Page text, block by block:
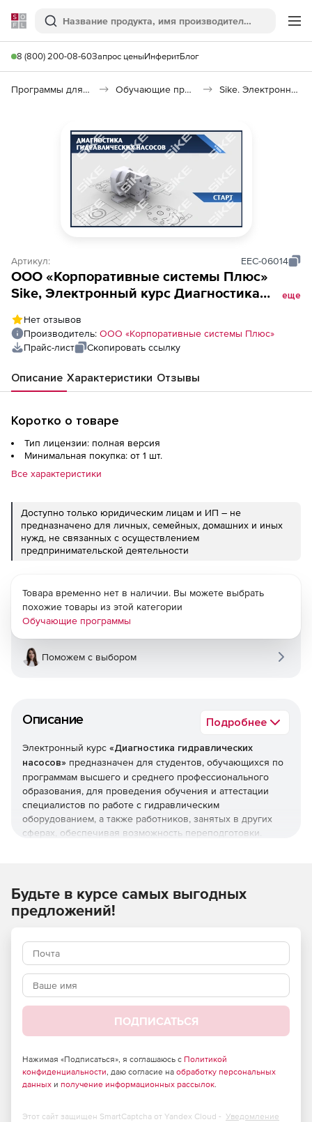
Softline
Поиск
8 (800) 200-08-60Запрос ценыИнферитБлог
Программы для образования и науки Обучающие программы Sike. Электронный курс «Диагностика гидравлических насосов»
Артикул: EEC-06014
ООО «Корпоративные системы Плюс»
Sike, Электронный курс Диагностика
Локальная версия
еще
Нет отзывов
Производитель: ООО «Корпоративные системы Плюс»
Прайс-лист
Скопировать ссылку
Описание Характеристики Отзывы
Коротко о товаре
Тип лицензии: полная версия
Минимальная покупка: от 1 шт.
Все характеристики
Доступно только юридическим лицам и ИП – не
предназначено для личных, семейных, домашних и иных
нужд, не связанных с осуществлением
предпринимательской деятельности
Описание Подробнее
Электронный курс «Диагностика гидравлических
насосов» предназначен для студентов, обучающихся по
программам высшего и среднего профессионального
образования, для проведения обучения и аттестации
специалистов по работе с гидравлическим
оборудованием, а также работников, занятых в других
сферах, обеспечивая возможность переподготовки.
Список рассмотренных тем:
Основные понятия технической диагностики.
Средства диагностики приводов.
Диагностика нерегулируемых насосов
Виды неисправностей. Методы обнаружения и
Аксиально-поршневой насос A4VSO
Товара временно нет в наличии. Вы можете выбрать
похожие товары из этой категории
Обучающие программы
Поможем с выбором
Будьте в курсе самых выгодных
предложений!
ПОДПИСАТЬСЯ
Нажимая «Подписаться», я соглашаюсь с Политикой
конфиденциальности, даю согласие на обработку персональных
данных и получение информационных рассылок.
Этот сайт защищен SmartCaptcha от Yandex Cloud - Уведомление